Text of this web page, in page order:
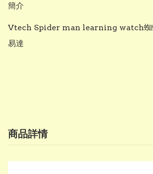
簡介
Vtech Spider man learning watch蜘
易達
商品詳情